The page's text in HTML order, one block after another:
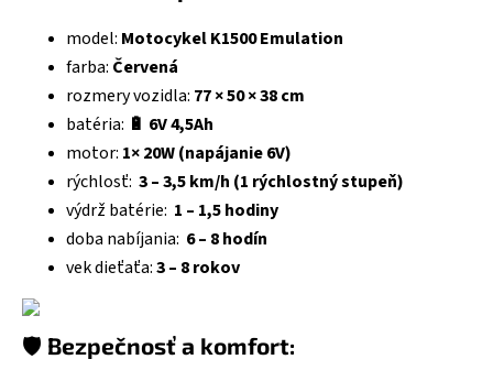
model: Motocykel K1500 Emulation
farba: Červená
rozmery vozidla: 77 × 50 × 38 cm
batéria: 🔋 6V 4,5Ah
motor: 1× 20W (napájanie 6V)
rýchlosť: 3 – 3,5 km/h (1 rýchlostný stupeň)
výdrž batérie: 1 – 1,5 hodiny
doba nabíjania: 6 – 8 hodín
vek dieťaťa:3 – 8 rokov
🛡️ Bezpečnosť a komfort: